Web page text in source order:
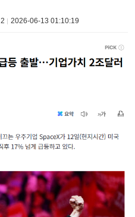
2 2026-06-13 01:10:19